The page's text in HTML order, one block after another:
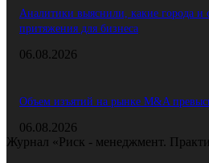
Аналитики выяснили, какие города и
притяжения для бизнеса
06.08.2026
Объем изъятий на рынке M&A
06.08.2026
Журнал «Риск - менеджмент.